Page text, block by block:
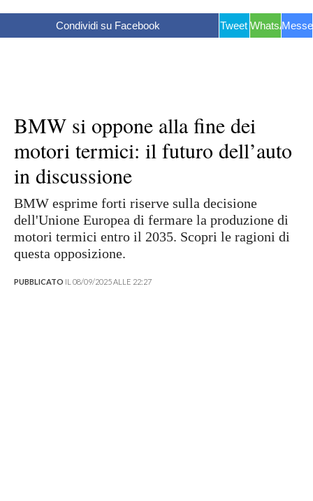
Condividi su Facebook Tweet WhatsApp
BMW si oppone alla fine dei
motori termici: il futuro dell’auto
in discussione
BMW esprime forti riserve sulla decisione
dell'Unione Europea di fermare la produzione di
motori termici entro il 2035. Scopri le ragioni di
questa opposizione.
PUBBLICATO IL 08/09/2025 ALLE 22:27